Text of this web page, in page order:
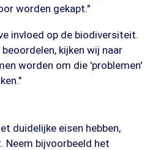
worden gekapt."
invloed op de biodiversiteit.
kijken wij naar
worden om die 'problemen'
duidelijke eisen hebben,
Neem bijvoorbeeld het